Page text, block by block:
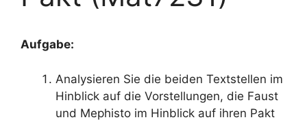
Aufgabe:
Analysieren Sie die beiden Textstellen im
Hinblick auf die Vorstellungen, die Faust
und Mephisto im Hinblick auf ihren Pakt